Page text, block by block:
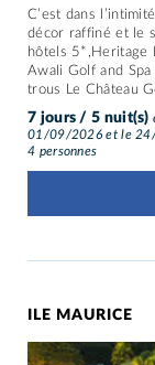
C’est dans
décor raffiné et le
hôtels 5*,Heritage
Awali Golf and
trous Le Château
7 jours / 5 nuit(s)
01/09/2026 et le 24/
4 personnes
ILE MAURICE